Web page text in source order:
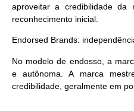
aproveitar a credibilidade da
reconhecimento inicial.
Endorsed Brands:
No modelo de endosso, a
e autônoma. A marca
credibilidade, geralmente em